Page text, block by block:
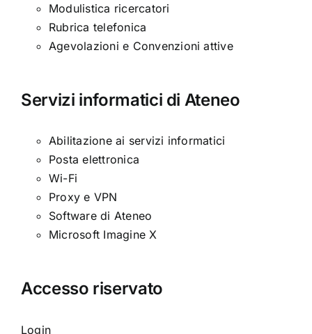
Modulistica ricercatori
Rubrica telefonica
Agevolazioni e Convenzioni attive
Servizi informatici di Ateneo
Abilitazione ai servizi informatici
Posta elettronica
Wi-Fi
Proxy e VPN
Software di Ateneo
Microsoft Imagine X
Accesso riservato
Login